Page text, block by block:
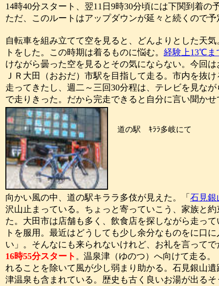
14時40分スタート、翌11 日 9時30分頃には下関到着の
ただ、このルートはアップダウンが延々と続くので
自転車を組み立てて空を見ると、どんよりとした天
トをした。この時期は着るものに悩む。 経験上13℃ま
けながら曇った空を見るとその気にならない。今回は
ＪＲ大田（おおだ）市駅を目指して走る。市内を抜
走ってきたし、週二～三回30分程は、テレビを見な
で走りきった。だから完走できると自分に言い聞か
道の駅 ｷﾗﾗ多岐にて
向かい風の中、道の駅キララ多伎が見えた。「 石見銀
沢山止まっている。ちょっと寄っていこう、家族と
た。大田市は店舗も多く、飲食店を探しながら走っ
トを服用。最近はどうしても少し余分なものをに口
い」。そんなにも来られないけれど、お礼を言って
16時55分スタート 。 温泉津（ゆのつ）へ向けて走る
れることを除いて風が少し弱まり助かる。石見銀山
津温泉も含まれている。歴史も古く良いお湯が出る